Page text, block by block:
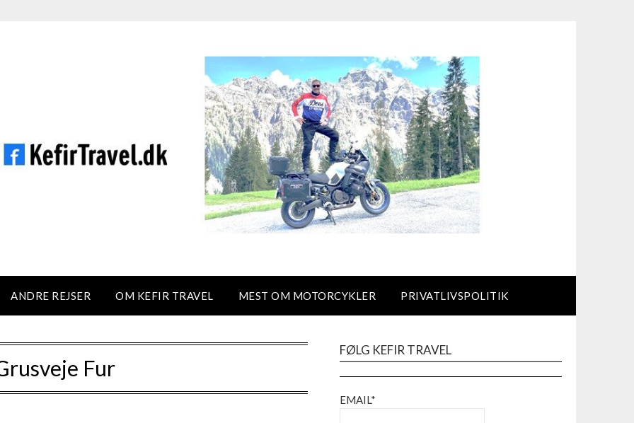
ANDRE REJSER OM KEFIR TRAVEL MEST OM MOTORCYKLER PRIVATLIVSPOLITIK
Fur
FØLG KEFIR TRAVEL
EMAIL*